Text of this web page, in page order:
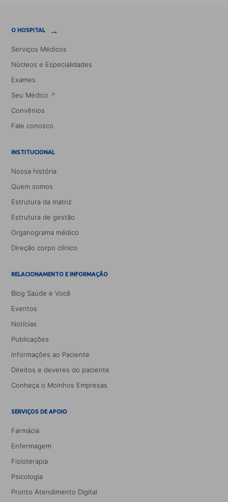
O HOSPITAL →
Serviços Médicos
Núcleos e Especialidades
Exames
Seu Médico
Convênios
Fale conosco
INSTITUCIONAL
Nossa história
Quem somos
Estrutura da matriz
Estrutura de gestão
Organograma médico
Direção corpo clínico
RELACIONAMENTO E INFORMAÇÃO
Blog Saúde e Você
Eventos
Notícias
Publicações
Informações ao Paciente
Direitos e deveres do paciente
Conheça o Moinhos Empresas
SERVIÇOS DE APOIO
Farmácia
Enfermagem
Fisioterapia
Psicologia
Pronto Atendimento Digital